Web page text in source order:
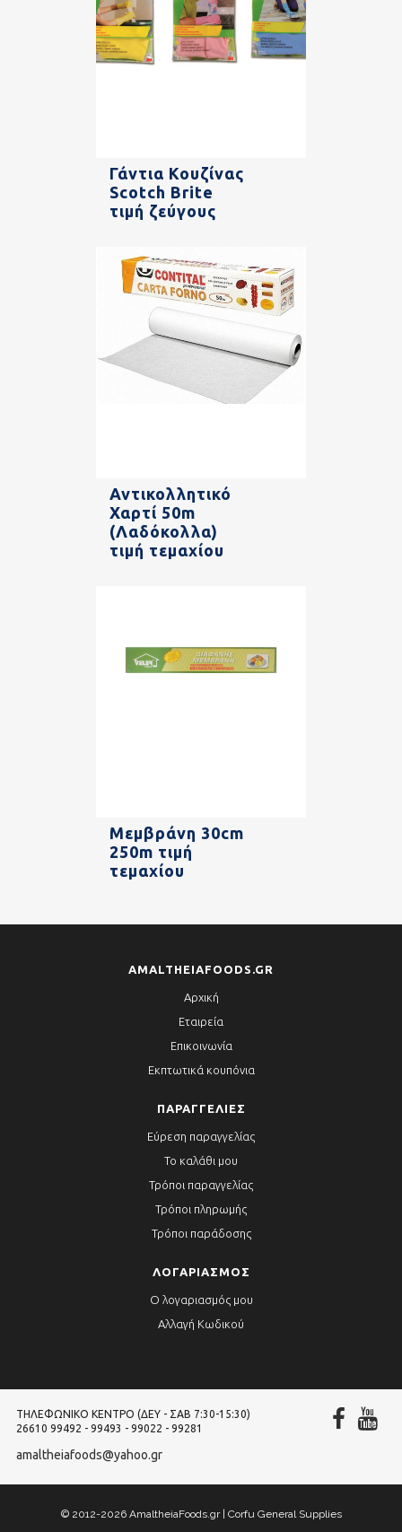
Γάντια Κουζίνας
Scotch Brite
τιμή ζεύγους
Αντικολλητικό
Χαρτί 50m
(Λαδόκολλα)
τιμή τεμαχίου
Μεμβράνη 30cm
250m τιμή
τεμαχίου
AMALTHEIAFOODS.GR
Αρχική
Εταιρεία
Επικοινωνία
Εκπτωτικά κουπόνια
ΠΑΡΑΓΓΕΛΊΕΣ
Εύρεση παραγγελίας
Το καλάθι μου
Τρόποι παραγγελίας
Τρόποι πληρωμής
Τρόποι παράδοσης
ΛΟΓΑΡΙΑΣΜΌΣ
Ο λογαριασμός μου
Αλλαγή Κωδικού
ΤΗΛΕΦΩΝΙΚΌ ΚΈΝΤΡΟ (ΔΕΥ - ΣΑΒ 7:30-15:30)
26610 99492 - 99493 - 99022 - 99281
amaltheiafoods@yahoo.gr
© 2012-2026 AmaltheiaFoods.gr | Corfu General Supplies